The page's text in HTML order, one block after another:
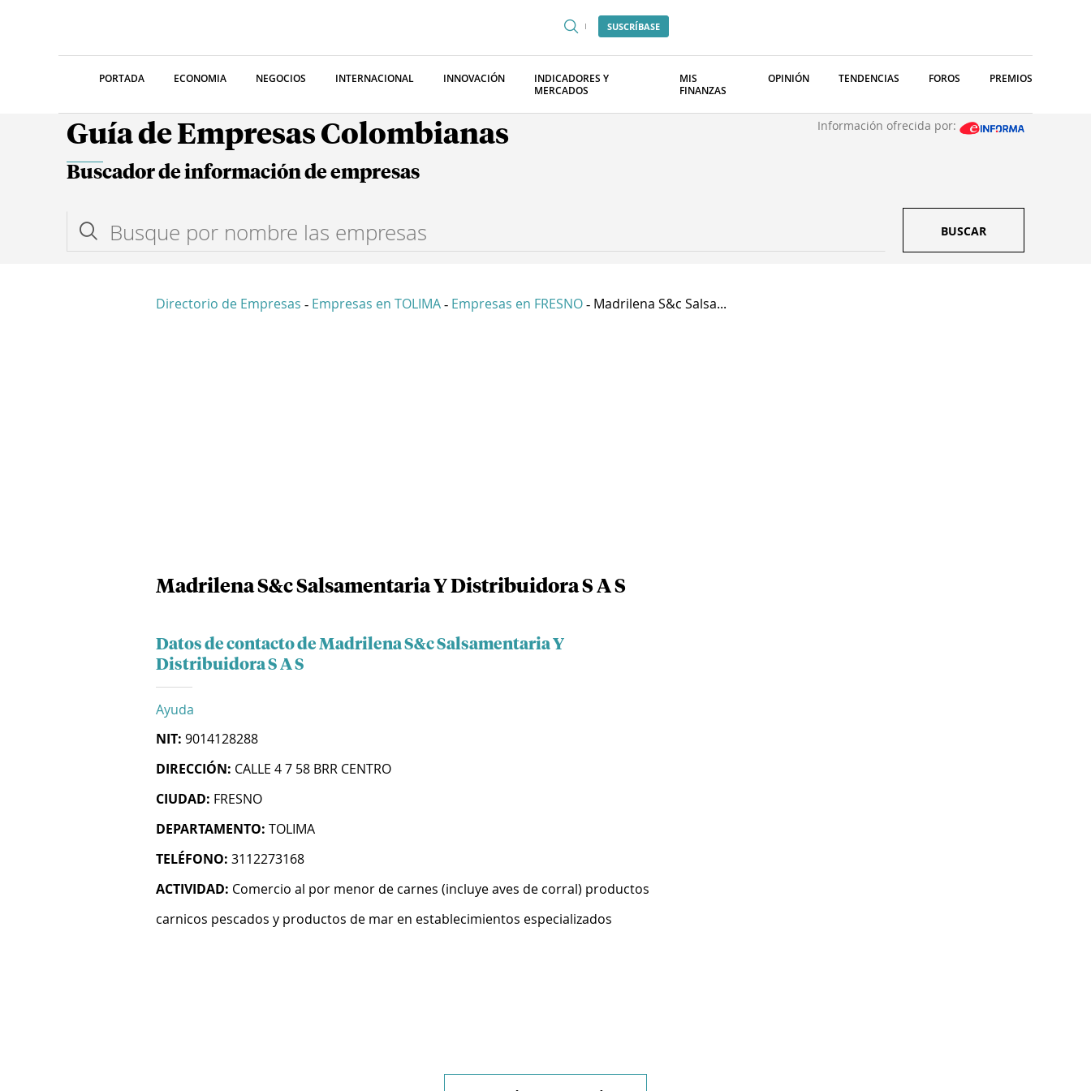
SUSCRÍBASE
PORTADA ECONOMIA NEGOCIOS INTERNACIONAL INNOVACIÓN
INDICADORES Y
MERCADOS
MIS
FINANZAS
OPINIÓN TENDENCIAS FOROS PREMIOS
Guía de Empresas Colombianas Información ofrecida por:
Buscador de información de empresas
BUSCAR
Directorio de Empresas - Empresas en TOLIMA - Empresas en FRESNO - Madrilena S&c Salsa...
Madrilena S&c Salsamentaria Y Distribuidora S A S
Datos de contacto de Madrilena S&c Salsamentaria Y
Distribuidora S A S
Ayuda
NIT: 9014128288
DIRECCIÓN: CALLE 4 7 58 BRR CENTRO
CIUDAD: FRESNO
DEPARTAMENTO: TOLIMA
TELÉFONO: 3112273168
ACTIVIDAD: Comercio al por menor de carnes (incluye aves de corral) productos
carnicos pescados y productos de mar en establecimientos especializados